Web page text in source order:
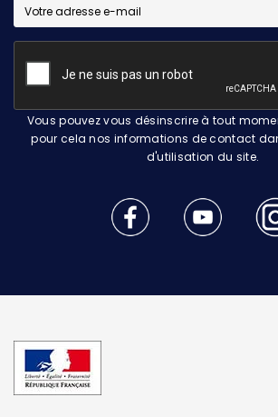
Vous pouvez vous désinscrire à tout
pour cela nos informations de contact
d'utilisation du site.